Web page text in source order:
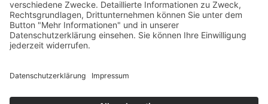
© 2026 Agria-Werke GmbH